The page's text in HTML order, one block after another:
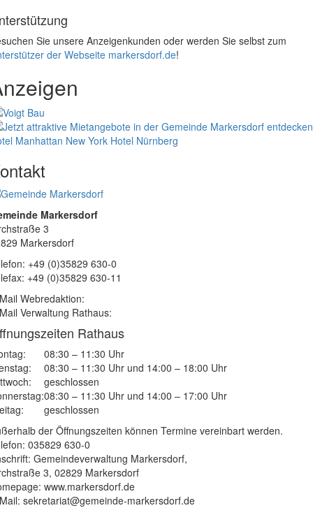
Sie unsere Anzeigenkunden oder werden Sie selbst zum
der Webseite markersdorf.de!
Manhattan New York Hotel Nürnberg
Markersdorf
3
Markersdorf
+49 (0)35829 630-0
+49 (0)35829 630-11
Webredaktion:
Verwaltung Rathaus:
Rathaus
08:30 – 11:30 Uhr
08:30 – 11:30 Uhr und 14:00 – 18:00 Uhr
geschlossen
08:30 – 11:30 Uhr und 14:00 – 17:00 Uhr
geschlossen
der Öffnungszeiten können Termine vereinbart werden.
035829 630-0
Gemeindeverwaltung Markersdorf,
3, 02829 Markersdorf
www.markersdorf.de
sekretariat@gemeinde-markersdorf.de